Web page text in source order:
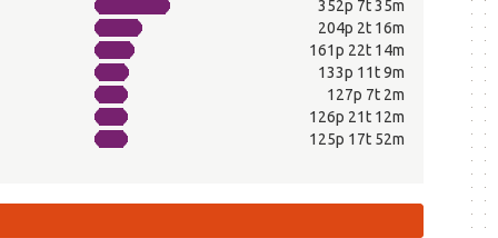
352p 7t 35m
204p 2t 16m
161p 22t 14m
133p 11t 9m
127p 7t 2m
126p 21t 12m
125p 17t 52m